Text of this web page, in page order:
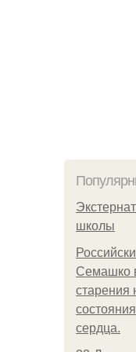
школы
Семашко
старения
сердца.